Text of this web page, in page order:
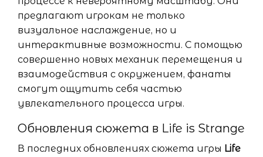
предлагают игрокам не только
визуальное наслаждение, но и
интерактивные возможности. С помощью
совершенно новых механик перемещения и
взаимодействия с окружением, фанаты
смогут ощутить себя частью
увлекательного процесса игры.
Обновления сюжета в Life is Strange
В последних обновлениях сюжета игры Life